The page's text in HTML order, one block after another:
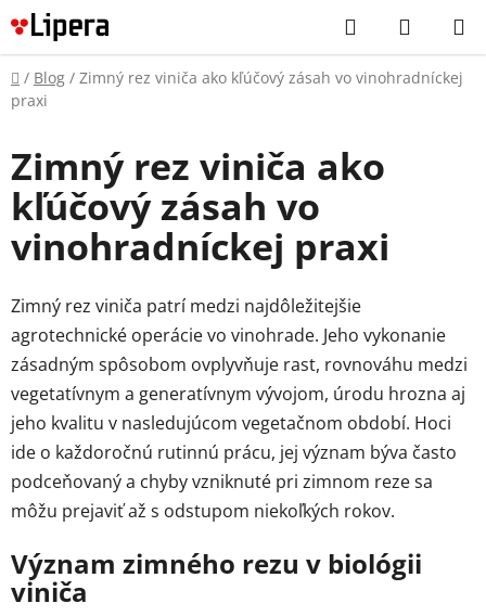
Prejsť
na
obsah
Hľadať
KOŠÍK
Domov
/ Blog / Zimný rez viniča ako kľúčový zásah vo vinohradníckej
praxi
Zimný rez viniča ako
kľúčový zásah vo
vinohradníckej praxi
Zimný rez viniča patrí medzi najdôležitejšie
agrotechnické operácie vo vinohrade. Jeho vykonanie
zásadným spôsobom ovplyvňuje rast, rovnováhu medzi
vegetatívnym a generatívnym vývojom, úrodu hrozna aj
jeho kvalitu v nasledujúcom vegetačnom období. Hoci
ide o každoročnú rutinnú prácu, jej význam býva často
podceňovaný a chyby vzniknuté pri zimnom reze sa
môžu prejaviť až s odstupom niekoľkých rokov.
Význam zimného rezu v biológii
viniča